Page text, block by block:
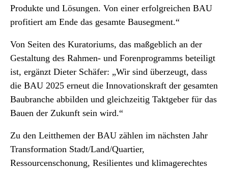
Produkte und Lösungen. Von einer erfolgreichen BAU
profitiert am Ende das gesamte Bausegment.“
Von Seiten des Kuratoriums, das maßgeblich an der
Gestaltung des Rahmen- und Forenprogramms beteiligt
ist, ergänzt Dieter Schäfer: „Wir sind überzeugt, dass
die BAU 2025 erneut die Innovationskraft der gesamten
Baubranche abbilden und gleichzeitig Taktgeber für das
Bauen der Zukunft sein wird.“
Zu den Leitthemen der BAU zählen im nächsten Jahr
Transformation Stadt/Land/Quartier,
Ressourcenschonung, Resilientes und klimagerechtes